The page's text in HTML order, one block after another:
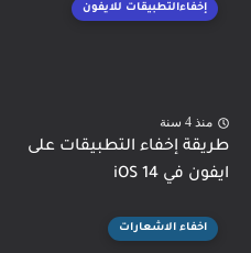
إخفاءالتطبيقات للايفون
منذ 4 سنة
طريقة إخفاء التطبيقات على
ايفون في iOS 14
اخفاء الاشعارات